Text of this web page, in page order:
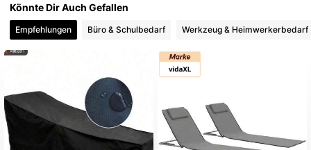
4,54 973 Follower
4,54 973 Follower
Könnte Dir Auch Gefallen
Empfehlungen Büro & Schulbedarf Werkzeug & Heimwerkerbedarf